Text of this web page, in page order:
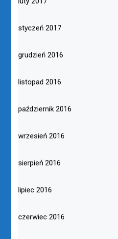
styczeń 2017
grudzień 2016
listopad 2016
październik 2016
wrzesień 2016
sierpień 2016
lipiec 2016
czerwiec 2016